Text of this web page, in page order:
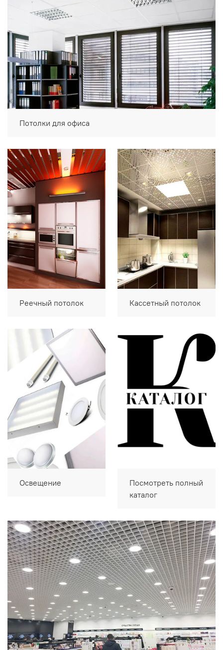
Потолки для офиса
Реечный потолок Кассетный потолок
Освещение
Посмотреть полный
каталог